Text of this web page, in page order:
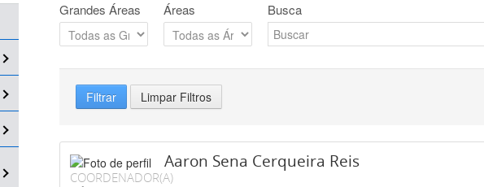
Grandes Áreas Áreas Busca
Filtrar Limpar Filtros
Aaron Sena Cerqueira Reis
COORDENADOR(A)